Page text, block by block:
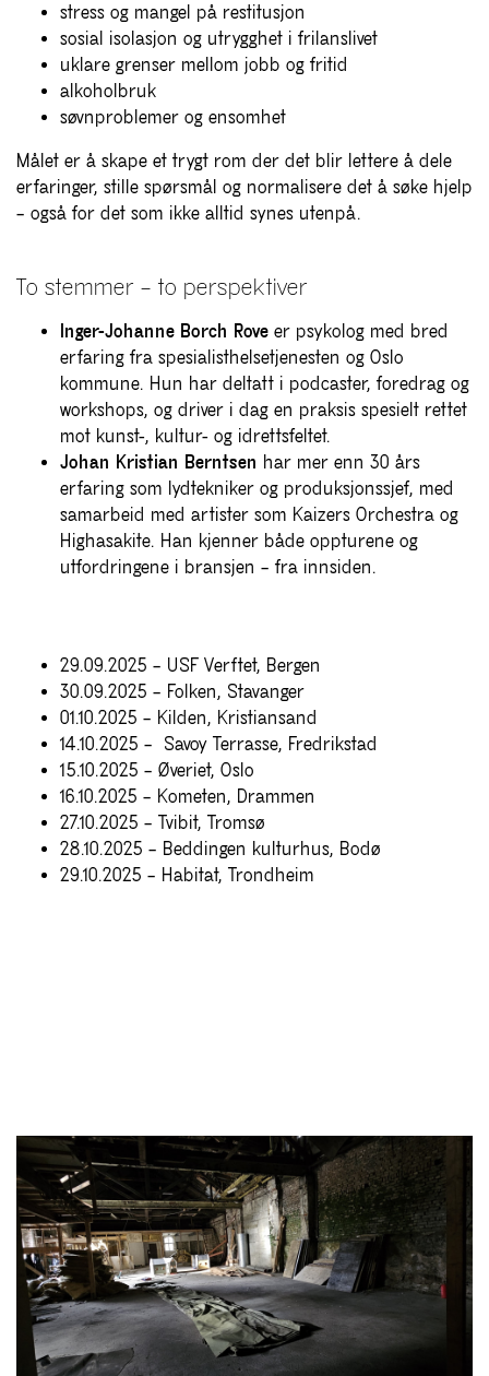
stress og mangel på restitusjon
sosial isolasjon og utrygghet i frilanslivet
uklare grenser mellom jobb og fritid
alkoholbruk
søvnproblemer og ensomhet
Målet er å skape et trygt rom der det blir lettere å dele
erfaringer, stille spørsmål og normalisere det å søke hjelp
– også for det som ikke alltid synes utenpå.
To stemmer – to perspektiver
Inger-Johanne Borch Rove er psykolog med bred
erfaring fra spesialisthelsetjenesten og Oslo
kommune. Hun har deltatt i podcaster, foredrag og
workshops, og driver i dag en praksis spesielt rettet
mot kunst-, kultur- og idrettsfeltet.
Johan Kristian Berntsen har mer enn 30 års
erfaring som lydtekniker og produksjonssjef, med
samarbeid med artister som Kaizers Orchestra og
Highasakite. Han kjenner både oppturene og
utfordringene i bransjen – fra innsiden.
29.09.2025 – USF Verftet, Bergen
30.09.2025 – Folken, Stavanger
01.10.2025 – Kilden, Kristiansand
14.10.2025 – Savoy Terrasse, Fredrikstad
15.10.2025 – Øveriet, Oslo
16.10.2025 – Kometen, Drammen
27.10.2025 – Tvibit, Tromsø
28.10.2025 – Beddingen kulturhus, Bodø
29.10.2025 – Habitat, Trondheim